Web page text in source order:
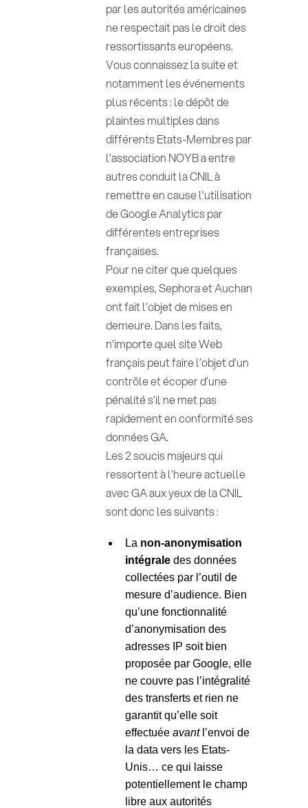
par les autorités américaines
ne respectait pas le droit des
ressortissants européens.
Vous connaissez la suite et
notamment les événements
plus récents : le dépôt de
plaintes multiples dans
différents Etats-Membres par
l’association NOYB a entre
autres conduit la CNIL à
remettre en cause l’utilisation
de Google Analytics par
différentes entreprises
françaises.
Pour ne citer que quelques
exemples, Sephora et Auchan
ont fait l’objet de mises en
demeure. Dans les faits,
n’importe quel site Web
français peut faire l’objet d’un
contrôle et écoper d’une
pénalité s’il ne met pas
rapidement en conformité ses
données GA.
Les 2 soucis majeurs qui
ressortent à l’heure actuelle
avec GA aux yeux de la CNIL
sont donc les suivants :
La non-anonymisation
intégrale des données
collectées par l’outil de
mesure d’audience. Bien
qu’une fonctionnalité
d’anonymisation des
adresses IP soit bien
proposée par Google, elle
ne couvre pas l’intégralité
des transferts et rien ne
garantit qu’elle soit
effectuée avantl’envoi de
la data vers les Etats-
Unis… ce qui laisse
potentiellement le champ
libre aux autorités